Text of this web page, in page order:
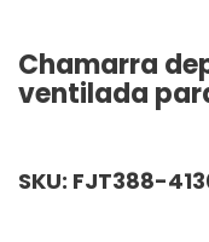
Chamarra
ventilada
SKU: FJT388-